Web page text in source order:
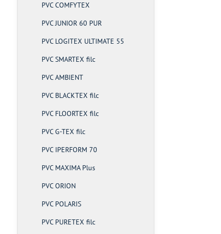
PVC COMFYTEX
PVC JUNIOR 60 PUR
PVC LOGITEX ULTIMATE 55
PVC SMARTEX filc
PVC AMBIENT
PVC BLACKTEX filc
PVC FLOORTEX filc
PVC G-TEX filc
PVC IPERFORM 70
PVC MAXIMA Plus
PVC ORION
PVC POLARIS
PVC PURETEX filc